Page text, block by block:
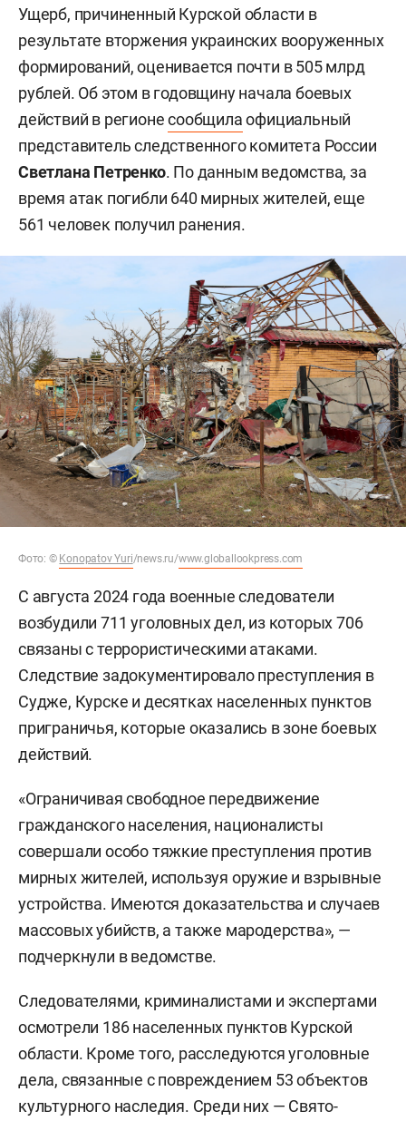
Ущерб, причиненный Курской области в
результате вторжения украинских вооруженных
формирований, оценивается почти в 505 млрд
рублей. Об этом в годовщину начала боевых
действий в регионесообщилаофициальный
представитель следственного комитета России
Светлана Петренко. По данным ведомства, за
время атак погибли 640 мирных жителей, еще
561 человек получил ранения.
Фото: © Konopatov Yuri/news.ru/www.globallookpress.com
С августа 2024 года военные следователи
возбудили 711 уголовных дел, из которых 706
связаны с террористическими атаками.
Следствие задокументировало преступления в
Судже, Курске и десятках населенных пунктов
приграничья, которые оказались в зоне боевых
действий.
«Ограничивая свободное передвижение
гражданского населения, националисты
совершали особо тяжкие преступления против
мирных жителей, используя оружие и взрывные
устройства. Имеются доказательства и случаев
массовых убийств, а также мародерства», —
подчеркнули в ведомстве.
Следователями, криминалистами и экспертами
осмотрели 186 населенных пунктов Курской
области. Кроме того, расследуются уголовные
дела, связанные с повреждением 53 объектов
культурного наследия. Среди них — Свято-